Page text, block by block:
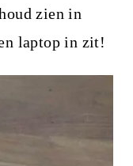
zien in
laptop in zit!